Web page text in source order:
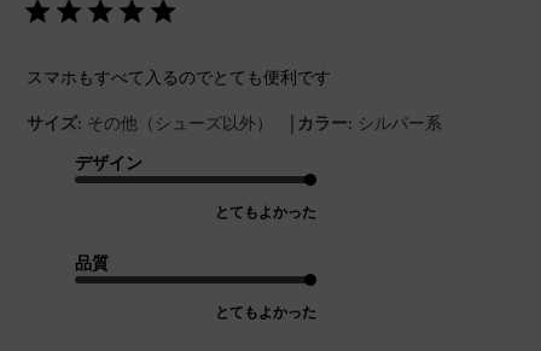
スマホもすべて入るのでとても便利です
サイズ: その他（シューズ以外） | カラー: シルバー系
デザイン
とてもよかった
品質
とてもよかった